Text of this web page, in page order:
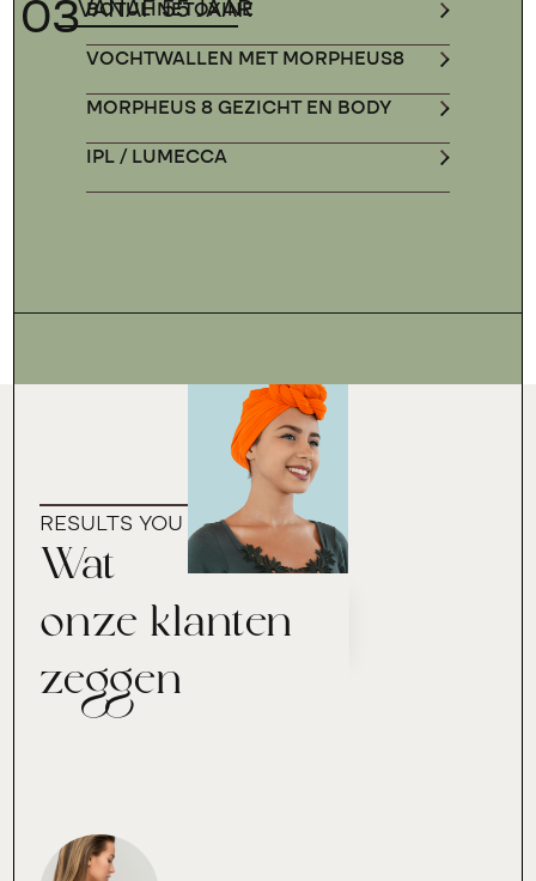
03VANAF 55 JAAR
BOTULINETOXINE
VOCHTWALLEN MET MORPHEUS8
MORPHEUS 8 GEZICHT EN BODY
IPL / LUMECCA
RESULTS YOU CAN TRUST
Wat
onze klanten
zeggen